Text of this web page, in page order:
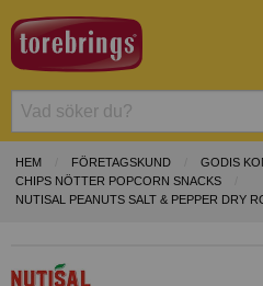
HEM FÖRETAGSKUND
GODIS
CHIPS NÖTTER POPCORN SNACKS
NUTISAL PEANUTS SALT & PEPPER DRY